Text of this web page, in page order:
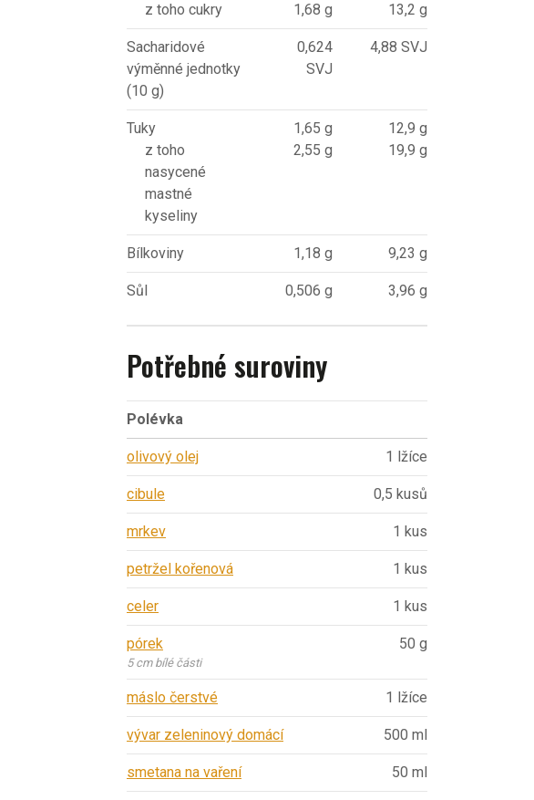
z toho cukry
1,68 g
13,2 g
Sacharidové
výměnné jednotky
(10 g)
0,624
SVJ
4,88 SVJ
Tuky
z toho
nasycené
mastné
kyseliny
1,65 g
2,55 g
12,9 g
19,9 g
Bílkoviny 1,18 g 9,23 g
Sůl 0,506 g 3,96 g
Potřebné suroviny
Polévka
olivový olej 1 lžíce
cibule 0,5 kusů
mrkev 1 kus
petržel kořenová 1 kus
celer 1 kus
pórek
5 cm bílé části
50 g
máslo čerstvé 1 lžíce
vývar zeleninový domácí 500 ml
smetana na vaření 50 ml